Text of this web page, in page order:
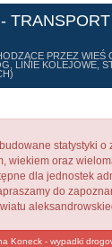
-
PRZEZ WIEŚ
LINIE KOLEJOWE,
statystyki o
wiekiem oraz
dla jednostek
do
Koneck - wypadki